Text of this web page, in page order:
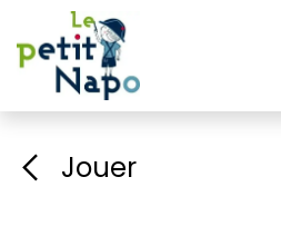
Se rendre au contenu
Jouer